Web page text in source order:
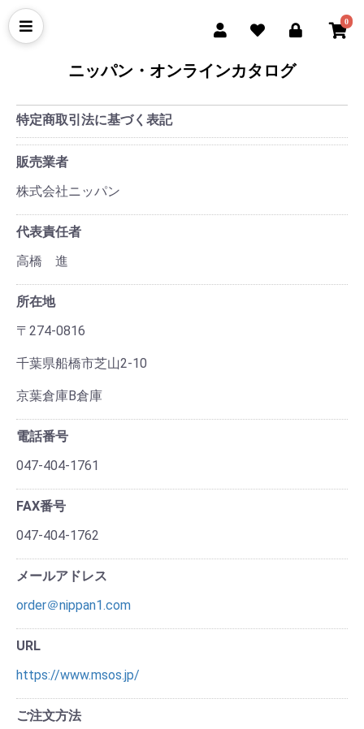
0
ニッパン・オンラインカタログ
特定商取引法に基づく表記
販売業者
株式会社ニッパン
代表責任者
高橋 進
所在地
〒274-0816
千葉県船橋市芝山2-10
京葉倉庫B倉庫
電話番号
047-404-1761
FAX番号
047-404-1762
メールアドレス
order＠nippan1.com
URL
https://www.msos.jp/
ご注文方法